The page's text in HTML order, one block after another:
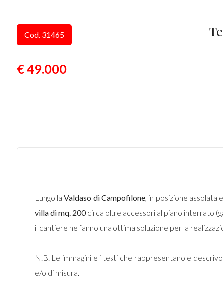
Cod. 31465
€ 49.000
Lungo laValdaso diCampofilone, in posizione assolata
villa di mq. 200circa oltre accessori al piano interrato
il cantiere ne fanno una ottima soluzione per la
N.B. Le immagini e i testi che rappresentano e
e/o di misura.